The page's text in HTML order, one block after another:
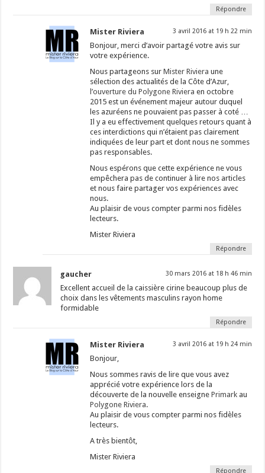
Répondre
Mister Riviera 3 avril 2016 at 19 h 22 min
Bonjour, merci d’avoir partagé votre avis sur
votre expérience.
Nous partageons surMister Riviera une
sélection des actualités de la Côte d’Azur,
l’ouverture du Polygone Riviera en octobre
2015 est un événement majeur autour duquel
les azuréens ne pouvaient pas passer à coté …
Il y a eu effectivement quelques retours quant à
ces interdictions qui n’étaient pas clairement
indiquées de leur part et dont nous ne sommes
pas responsables.
Nous espérons que cette expérience ne vous
empêchera pas de continuer à lire nos articles
et nous faire partager vos expériences avec
nous.
Au plaisir de vous compter parmi nos fidèles
lecteurs.
Mister Riviera
Répondre
gaucher 30 mars 2016 at 18 h 46 min
Excellent accueil de la caissière cirine beaucoup plus de
choix dans les vêtements masculins rayon home
formidable
Répondre
Mister Riviera 3 avril 2016 at 19 h 24 min
Bonjour,
Nous sommes ravis de lire que vous avez
apprécié votre expérience lors de la
découverte de la nouvelle enseignePrimark au
Polygone Riviera.
Au plaisir de vous compter parmi nos fidèles
lecteurs.
A très bientôt,
Mister Riviera
Répondre